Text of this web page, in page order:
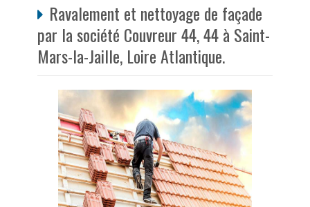
Ravalement et nettoyage de façade
par la société Couvreur 44, 44 à Saint-
Mars-la-Jaille, Loire Atlantique.